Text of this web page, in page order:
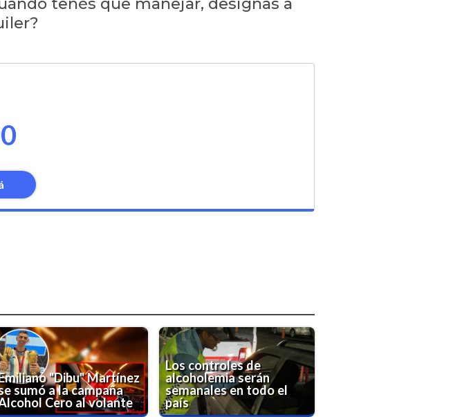
"Dibu" Martínez
sumó a la campaña
Cero al volante
Los controles de
alcoholemia serán
semanales en todo el
país